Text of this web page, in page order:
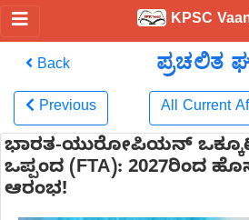
KPSC
Back ಪ್ರಚಲಿತ
Previous All Current
ಭಾರತ-ಯುರೋಪಿಯನ್ ಒಕ್ಕೂಟ
ಒಪ್ಪಂದ (FTA): 2027ರಿಂದ
ಆರಂಭ!